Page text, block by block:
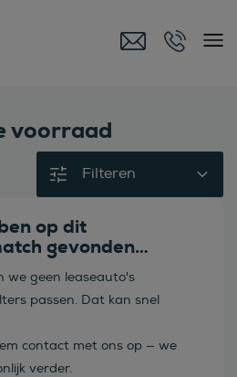
voorraad
Filteren
op dit
gevonden…
we geen leaseauto's
passen. Dat kan snel
contact met ons op — we
verder.